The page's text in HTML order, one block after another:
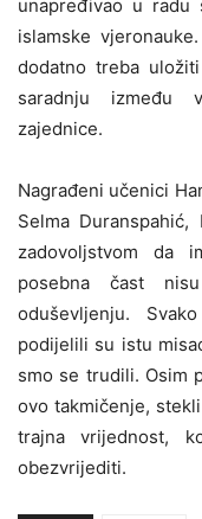
unapređivao u radu
islamske
dodatno treba
saradnju između
zajednice.
Nagrađeni učenici
Selma
zadovoljstvom da
posebna čast
oduševljenju.
podijelili su istu
smo se trudili. Osim
ovo takmičenje,
trajna vrijednost,
obezvrijediti.